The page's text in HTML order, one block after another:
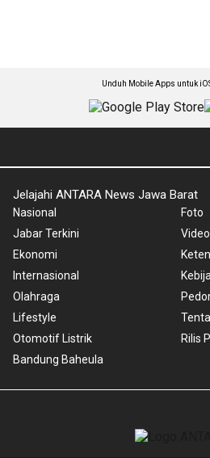
Unduh Mobile Apps untuk
Jelajahi ANTARA News Jawa Barat
Nasional
Jabar Terkini
Ekonomi
Internasional
Olahraga
Lifestyle
Otomotif Listrik
Bandung Baheula
Foto
Video
Rilis